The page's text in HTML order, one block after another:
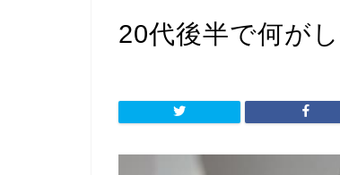
20代後半で何が